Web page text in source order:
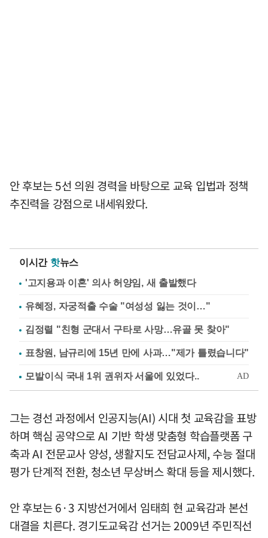
안 후보는 5선 의원 경력을 바탕으로 교육 입법과 정책
추진력을 강점으로 내세워왔다.
이시간 핫뉴스
'고지용과 이혼' 의사 허양임, 새 출발했다
유혜정, 자궁적출 수술 "여성성 잃는 것이…"
김정렬 "친형 군대서 구타로 사망…유골 못 찾아"
표창원, 남규리에 15년 만에 사과…"제가 틀렸습니다"
그는 경선 과정에서 인공지능(AI) 시대 첫 교육감을 표방
하며 핵심 공약으로 AI 기반 학생 맞춤형 학습플랫폼 구
축과 AI 전문교사 양성, 생활지도 전담교사제, 수능 절대
평가 단계적 전환, 청소년 무상버스 확대 등을 제시했다.
안 후보는 6·3 지방선거에서 임태희 현 교육감과 본선
대결을 치른다. 경기도교육감 선거는 2009년 주민직선